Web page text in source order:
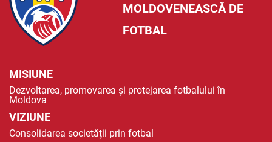
MOLDOVENEASCĂ DE
FOTBAL
MISIUNE
Dezvoltarea, promovarea și protejarea fotbalului în
Moldova
VIZIUNE
Consolidarea societății prin fotbal